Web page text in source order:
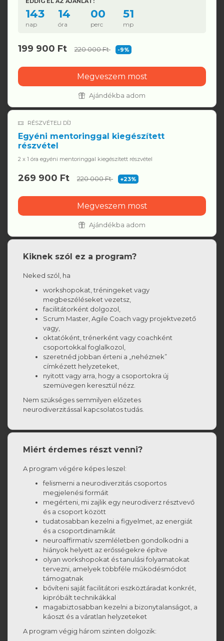
143 14 00 51
nap óra perc mp
199 900 Ft 220 000 Ft -9%
Megveszem most
Ajándékba adom
RÉSZVÉTELI DÍJ
Egyéni mentoringgal kiegészített
részvétel
2 x 1 óra egyéni mentoringgal kiegészített részvétel
269 900 Ft 220 000 Ft +23%
Megveszem most
Ajándékba adom
Kiknek szól ez a program?
Neked szól, ha
workshopokat, tréningeket vagy
megbeszéléseket vezetsz,
facilitátorként dolgozol,
Scrum Master, Agile Coach vagy projektvezető
vagy,
oktatóként, trénerként vagy coachként
csoportokkal foglalkozol,
szeretnéd jobban érteni a „nehéznek”
címkézett helyzeteket,
nyitott vagy arra, hogy a csoportokra új
szemüvegen keresztül nézz.
Nem szükséges semmilyen előzetes
neurodiverzitással kapcsolatos tudás.
Miért érdemes részt venni?
A program végére képes leszel:
felismerni a neurodiverzitás csoportos
megjelenési formáit
megérteni, mi zajlik egy neurodiverz résztvevő
és a csoport között
tudatosabban kezelni a figyelmet, az energiát
és a csoportdinamikát
neuroaffirmatív szemléletben gondolkodni a
hiányok helyett az erősségekre építve
olyan workshopokat és tanulási folyamatokat
tervezni, amelyek többféle működésmódot
támogatnak
bővíteni saját facilitátori eszköztáradat konkrét,
kipróbált technikákkal
magabiztosabban kezelni a bizonytalanságot, a
káoszt és a váratlan helyzeteket
A program végig három szinten dolgozik: